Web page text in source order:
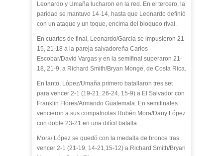
Leonardo y Umaña lucharon en la red. En el tercero, la
paridad se mantuvo 14-14, hasta que Leonardo definió
con un ataque y un toque, encima del bloqueo rival.
En cuartos de final, Leonardo/García se impusieron 21-
15, 21-18 a la pareja salvadoreña Carlos
Escobar/David Vargas y en la semifinal superaron 21-
18, 21-9, a Richard Smith/Bryan Monge, de Costa Rica.
En tanto, López/Umaña primero batallaron tres set
para vencer 2-1 (19-21, 26-24, 15-9) a El Salvador con
Franklin Flores/Armando Guatemala. En semifinales
vencieron a sus compatriotas Rubén Mora/Dany López
con doble 23-21 en una difícil batalla.
Mora/ López se quedó con la medalla de bronce tras
vencer 2-1 (21-19, 14-21,15-12) a Richard Smith/Bryan